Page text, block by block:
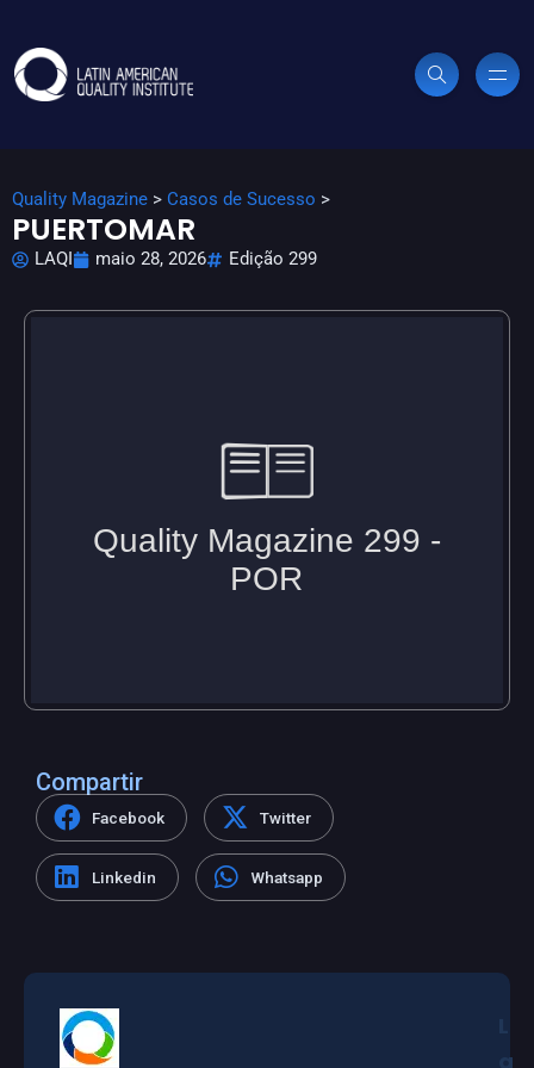
Quality Magazine > Casos de Sucesso >
PUERTOMAR
LAQI maio 28, 2026 Edição 299
Compartir
Facebook Twitter
Linkedin Whatsapp
a